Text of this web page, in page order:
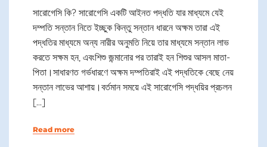
সারোগেসি কি? সারোগেসি একটি আইনত পদ্ধতি যার মাধ্যমে যেই
দম্পতি সন্তান নিতে ইচ্ছুক কিন্তু সন্তান ধারনে অক্ষম তারা এই
পদ্ধতির মাধ্যমে অন্য নারীর অনুমতি নিয়ে তার মাধ্যমে সন্তান লাভ
করতে সক্ষম হন, এবংশিশু জন্মানোর পর তারাই হন শিশুর আসল মাতা-
পিতা।সাধারণত গর্ভধারণে অক্ষম দম্পতিরাই এই পদ্ধতিকে বেছে নেয়
সন্তান লাভের আশায়।বর্তমান সময়ে এই সারোগেসি পদ্ধয়ির প্রচলন
[…]
Read more